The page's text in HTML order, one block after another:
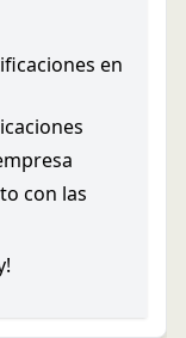
en
con las